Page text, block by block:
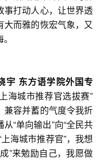
事打动人心，让世界透
而雅的恢宏气象，又
宇 东方语学院外国专
海城市推荐官选拔赛”
兼容并蓄的气度令我折
“单向输出”向“全民共
海城市推荐官”，我想
”来勉励自己，我愿做